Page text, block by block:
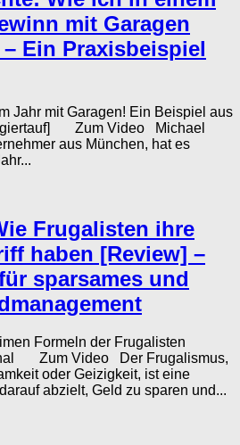
mit Garagen
Ein Praxisbeispiel
Jahr mit Garagen! Ein Beispiel aus
Zum Video Michael
aus München, hat es
Frugalisten ihre
haben [Review] –
sparsames und
Formeln der Frugalisten
Zum Video Der Frugalismus,
oder Geizigkeit, ist eine
abzielt, Geld zu sparen und...